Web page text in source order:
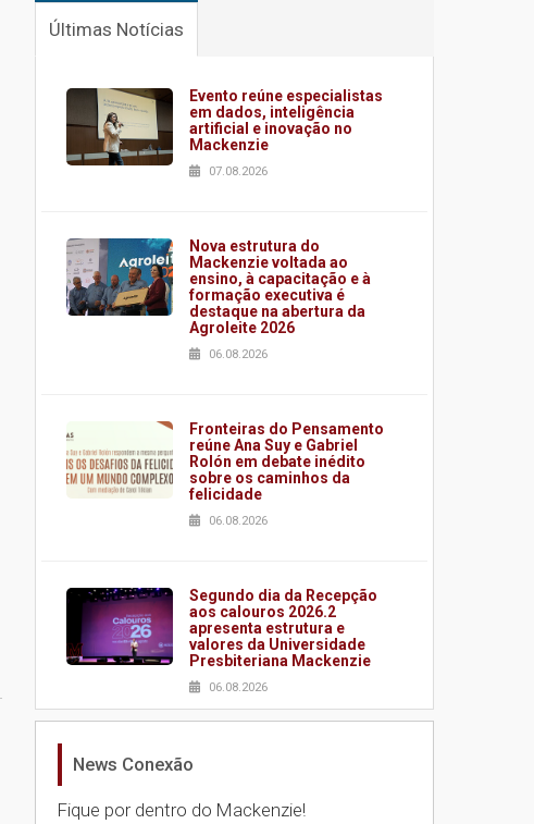
Últimas Notícias
Evento reúne especialistas
em dados, inteligência
artificial e inovação no
Mackenzie
07.08.2026
Nova estrutura do
Mackenzie voltada ao
ensino, à capacitação e à
formação executiva é
destaque na abertura da
Agroleite 2026
06.08.2026
Fronteiras do Pensamento
reúne Ana Suy e Gabriel
Rolón em debate inédito
sobre os caminhos da
felicidade
06.08.2026
Segundo dia da Recepção
aos calouros 2026.2
apresenta estrutura e
valores da Universidade
Presbiteriana Mackenzie
06.08.2026
Nova apresentação do
brasileira
News Conexão
Fique por dentro do Mackenzie!